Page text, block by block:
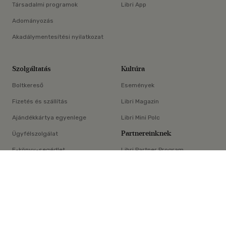
×
Társadalmi programok
Adományozás
Akadálymentesítési nyilatkozat
Libri App
Szolgáltatás
Boltkereső
Fizetés és szállítás
Ajándékkártya egyenlege
Ügyfélszolgálat
E-könyv-segédlet
Kultúra
Események
Libri Magazin
Libri Mini Polc
Partnereinknek
Libri Partner Program